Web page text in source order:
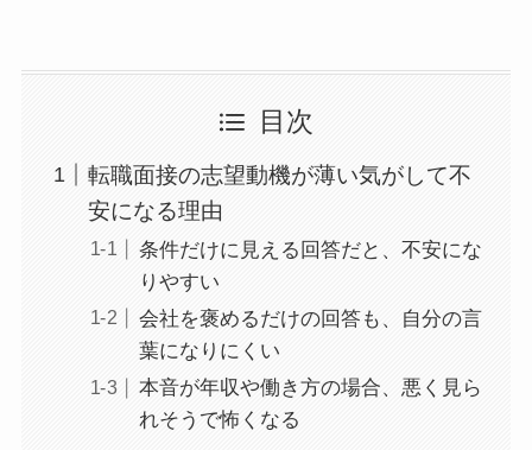
目次
転職面接の志望動機が薄い気がして不
安になる理由
条件だけに見える回答だと、不安にな
りやすい
会社を褒めるだけの回答も、自分の言
葉になりにくい
本音が年収や働き方の場合、悪く見ら
れそうで怖くなる